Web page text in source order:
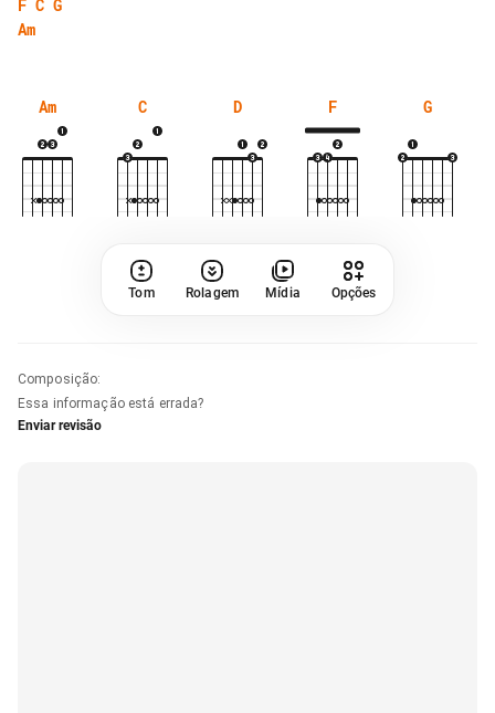
F C G
Am
Am C D F G
Tom Rolagem Mídia Opções
Composição:
Essa informação está errada?
Enviar revisão